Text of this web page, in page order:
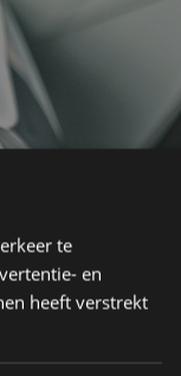
te
en
heeft verstrekt